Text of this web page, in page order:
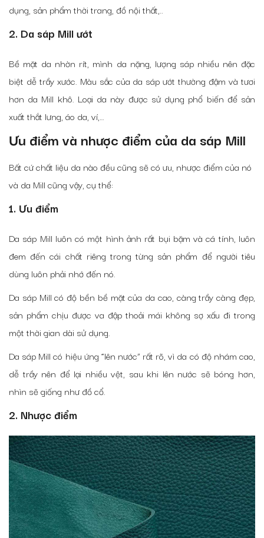
dụng, sản phẩm thời trang, đồ nội thất,..
2. Da sáp Mill ướt
Bề mặt da nhờn rít, mình da nặng, lượng sáp nhiều nên đặc
biệt dễ trầy xước. Màu sắc của da sáp ướt thường đậm và tươi
hơn da Mill khô. Loại da này được sử dụng phổ biến để sản
xuất thắt lưng, áo da, ví,…
Ưu điểm và nhược điểm của da sáp Mill
Bất cứ chất liệu da nào đều cũng sẽ có ưu, nhược điểm của nó
và da Mill cũng vậy, cụ thể:
1. Ưu điểm
Da sáp Mill luôn có một hình ảnh rất bụi bặm và cá tính, luôn
đem đến cái chất riêng trong từng sản phẩm để người tiêu
dùng luôn phải nhớ đến nó.
Da sáp Mill có độ bền bề mặt của da cao, càng trầy càng đẹp,
sản phẩm chịu được va đập thoải mái không sợ xấu đi trong
một thời gian dài sử dụng.
Da sáp Mill có hiệu ứng “lên nước” rất rõ, vì da có độ nhám cao,
dễ trầy nên để lại nhiều vệt, sau khi lên nước sẽ bóng hơn,
nhìn sẽ giống như đồ cổ.
2. Nhược điểm